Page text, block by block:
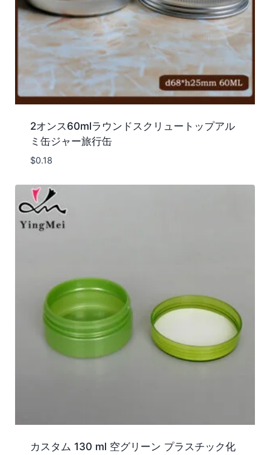
2オンス60mlラウンドスクリュートップアル
ミ缶ジャー旅行缶
$0.18
カスタム 130 ml 空グリーン プラスチック化